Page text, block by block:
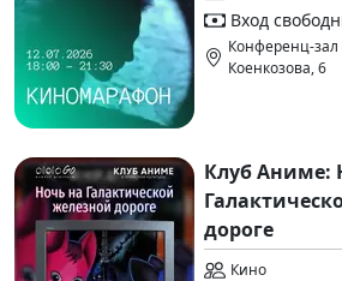
Вход
Конференц-зал
Коенкозова, 6
Клуб Аниме:
дороге
Кино